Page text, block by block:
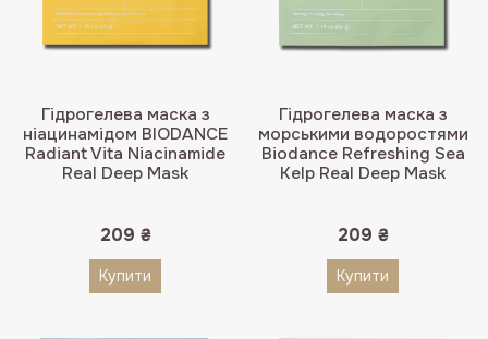
Гідрогелева маска з
ніацинамідом BIODANCE
Radiant Vita Niacinamide
Real Deep Mask
209 ₴
Купити
Гідрогелева маска з
морськими водоростями
Biodance Refreshing Sea
Kelp Real Deep Mask
209 ₴
Купити